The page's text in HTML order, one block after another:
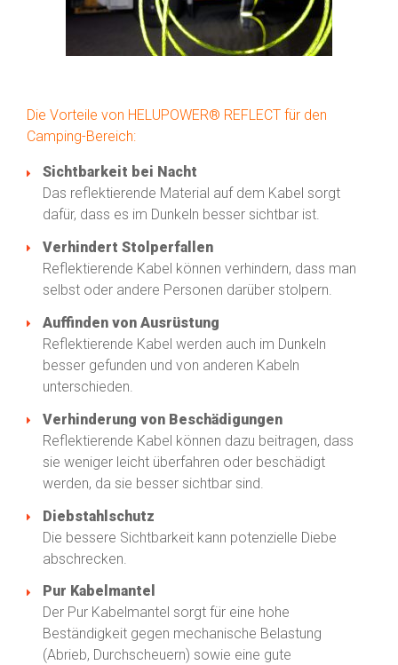
Die Vorteile von HELUPOWER® REFLECT für den
Camping-Bereich:
Sichtbarkeit bei Nacht
Das reflektierende Material auf dem Kabel sorgt
dafür, dass es im Dunkeln besser sichtbar ist.
Verhindert Stolperfallen
Reflektierende Kabel können verhindern, dass man
selbst oder andere Personen darüber stolpern.
Auffinden von Ausrüstung
Reflektierende Kabel werden auch im Dunkeln
besser gefunden und von anderen Kabeln
unterschieden.
Verhinderung von Beschädigungen
Reflektierende Kabel können dazu beitragen, dass
sie weniger leicht überfahren oder beschädigt
werden, da sie besser sichtbar sind.
Diebstahlschutz
Die bessere Sichtbarkeit kann potenzielle Diebe
abschrecken.
Pur Kabelmantel
Der Pur Kabelmantel sorgt für eine hohe
Beständigkeit gegen mechanische Belastung
(Abrieb, Durchscheuern) sowie eine gute